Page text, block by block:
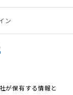
ン
が保有する情報と